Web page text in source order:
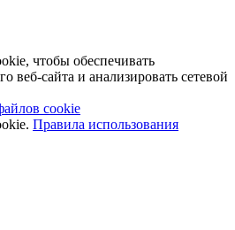
чтобы обеспечивать
веб-сайта и анализировать сетевой
cookie
Правила использования